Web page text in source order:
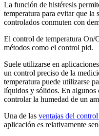
La función de histéresis
temperatura para evitar que la
controlados conmuten con
El control de temperatura On/
métodos como el control pid.
Suele utilizarse en
un control preciso de la
temperatura puede utilizarse
líquidos y sólidos. En algunos
controlar la humedad de un
Una de las ventajas del
aplicación es relativamente